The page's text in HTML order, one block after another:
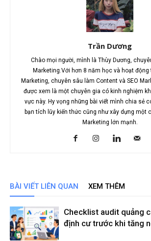
Trần Dương
Chào mọi người, mình là Thùy Dương,
Marketing.Với hơn 8 năm học và hoạt
Marketing, chuyên sâu làm Content và SEO
được xem là một chuyên gia có kinh nghiệm
vực này. Hy vọng những bài viết mình chia sẻ
bạn tích lũy kiến thức cũng như xây dựng một
Marketing lớn mạnh.
BÀI VIẾT LIÊN QUAN XEM THÊM
Checklist audit quảng
định cư trước khi tăng